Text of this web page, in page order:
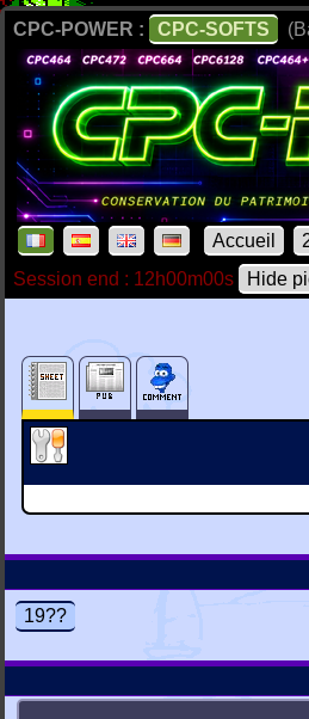
CPC-POWER : CPC-SOFTS
Accueil
Session end : 12h00m00s
Hide
19??